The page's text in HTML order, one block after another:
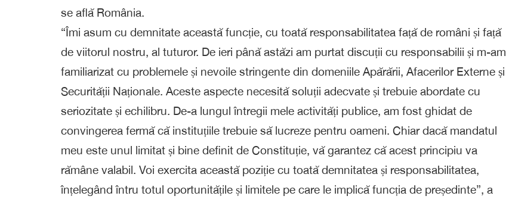
se află România.
“Îmi asum cu demnitate această funcție, cu toată responsabilitatea față de români și față
de viitorul nostru, al tuturor. De ieri până astăzi am purtat discuții cu responsabilii și m-am
familiarizat cu problemele și nevoile stringente din domeniile Apărării, Afacerilor Externe și
Securității Naționale. Aceste aspecte necesită soluții adecvate și trebuie abordate cu
seriozitate și echilibru. De-a lungul întregii mele activități publice, am fost ghidat de
convingerea fermă că instituțiile trebuie să lucreze pentru oameni. Chiar dacă mandatul
meu este unul limitat și bine definit de Constituție, vă garantez că acest principiu va
rămâne valabil. Voi exercita această poziție cu toată demnitatea și responsabilitatea,
înțelegând întru totul oportunitățile și limitele pe care le implică funcția de președinte”, a